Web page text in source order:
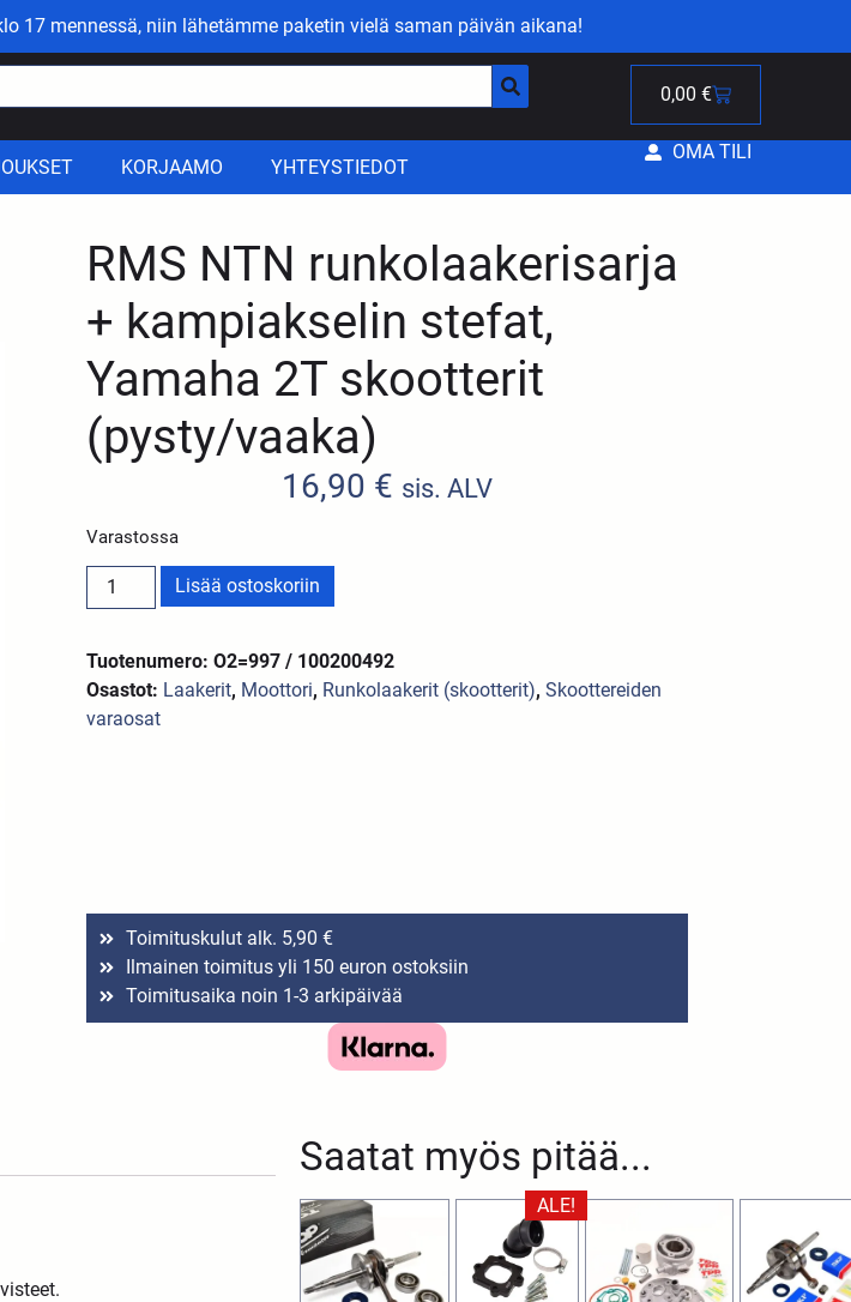
17 mennessä, niin lähetämme paketin vielä saman päivän aikana!
0,00 €
KORJAAMO YHTEYSTIEDOT
OMA TILI
RMS NTN runkolaakerisarja
+ kampiakselin stefat,
Yamaha 2T skootterit
(pysty/vaaka)
16,90 € sis. ALV
Varastossa
Lisää ostoskoriin
Tuotenumero: O2=997 / 100200492
Osastot: Laakerit, Moottori, Runkolaakerit (skootterit),Skoottereiden
varaosat
Toimituskulut alk. 5,90 €
Ilmainen toimitus yli 150 euron ostoksiin
Toimitusaika noin 1-3 arkipäivää
Saatat myös pitää...
ALE!